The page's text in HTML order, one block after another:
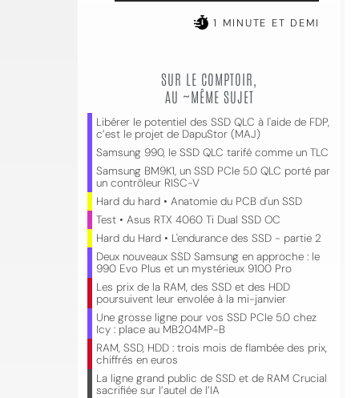
1 MINUTE ET DEMI
SUR LE COMPTOIR,
AU ~MÊME SUJET
Libérer le potentiel des SSD QLC à l'aide de FDP,
c’est le projet de DapuStor (MAJ)
Samsung 990, le SSD QLC tarifé comme un TLC
Samsung BM9K1, un SSD PCIe 5.0 QLC porté par
un contrôleur RISC-V
Hard du hard • Anatomie du PCB d'un SSD
Test • Asus RTX 4060 Ti Dual SSD OC
Hard du Hard • L'endurance des SSD - partie 2
Deux nouveaux SSD Samsung en approche : le
990 Evo Plus et un mystérieux 9100 Pro
Les prix de la RAM, des SSD et des HDD
poursuivent leur envolée à la mi-janvier
Une grosse ligne pour vos SSD PCIe 5.0 chez
Icy : place au MB204MP-B
RAM, SSD, HDD : trois mois de flambée des prix,
chiffrés en euros
La ligne grand public de SSD et de RAM Crucial
sacrifiée sur l’autel de l’IA